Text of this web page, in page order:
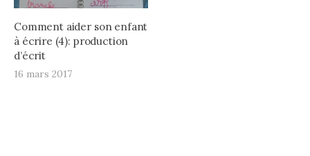
Comment aider son enfant
à écrire (4): production
d’écrit
16 mars 2017